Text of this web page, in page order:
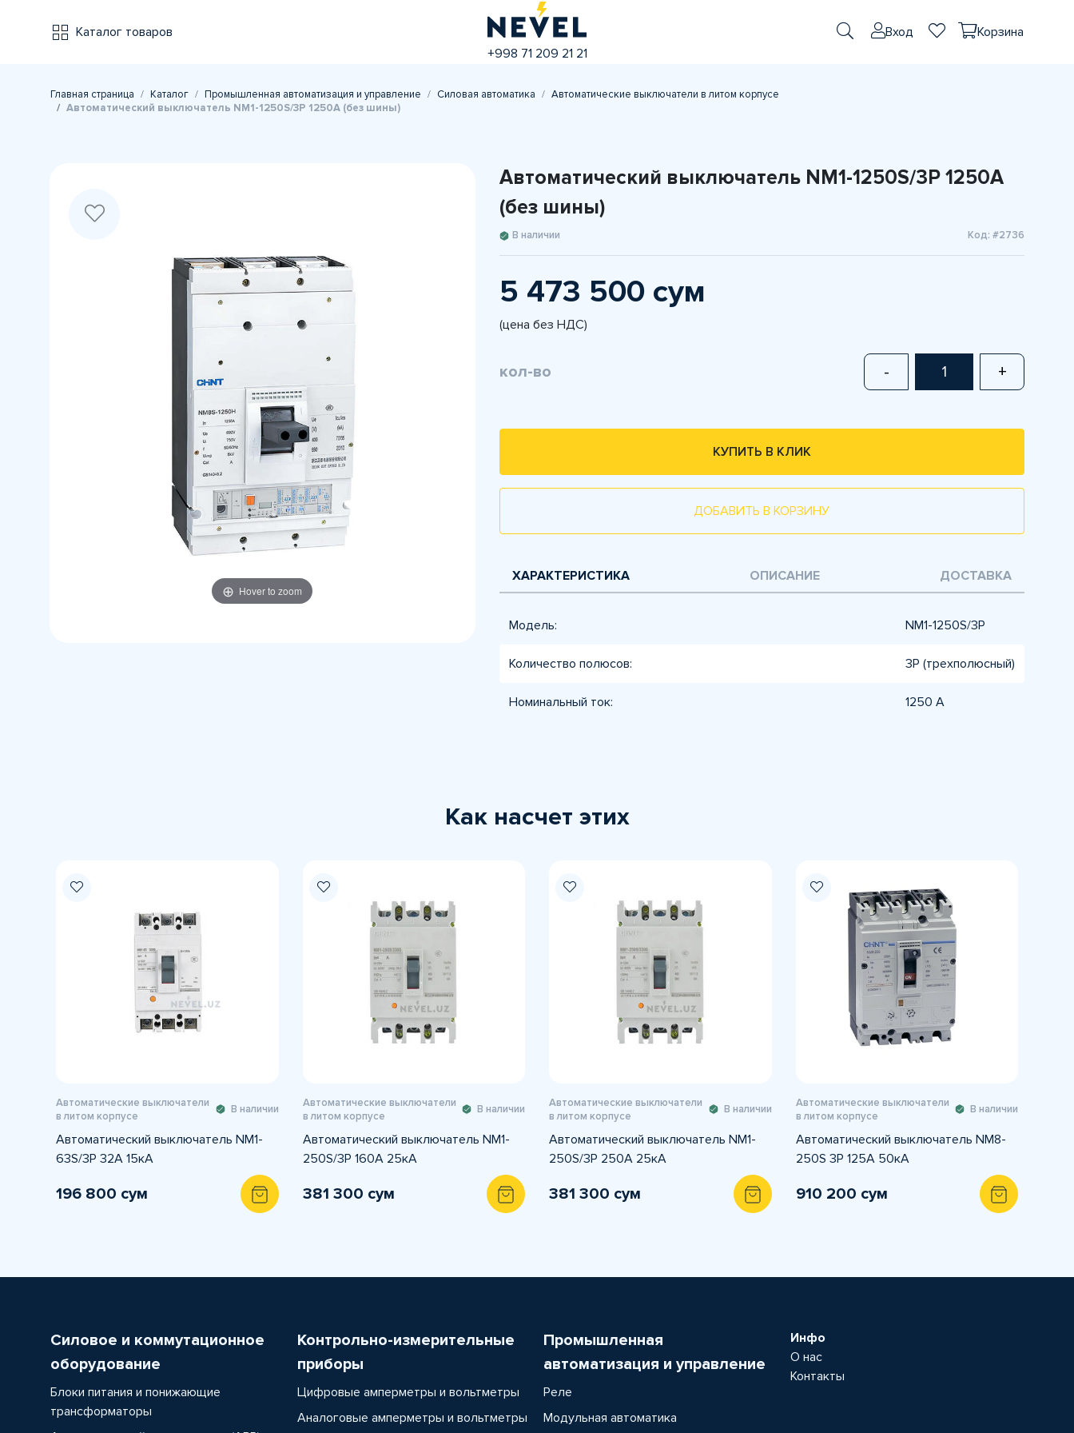
Каталог товаров
+998 71 209 21 21
Вход Корзина
Главная страница Каталог Промышленная автоматизация и управление Силовая автоматика
Автоматические выключатели в литом корпусе
Автоматический выключатель NM1-1250S/3Р 1250A (без шины)
Hover to zoom
Автоматический выключатель NM1-1250S/3Р 1250A
(без шины)
В наличии Код: #2736
5 473 500 сум
(цена без НДС)
кол-во - +
КУПИТЬ В КЛИК
ДОБАВИТЬ В КОРЗИНУ
ХАРАКТЕРИСТИКА ОПИСАНИЕ ДОСТАВКА
Модель: NM1-1250S/3Р
Количество полюсов: 3P (трехполюсный)
Номинальный ток: 1250 А
Как насчет этих
Автоматические выключатели
в литом корпусе
В наличии
Автоматический выключатель NM1-
63S/3Р 32A 15кА
196 800 сум
Автоматические выключатели
в литом корпусе
В наличии
Автоматический выключатель NM1-
250S/3Р 160A 25кА
381 300 сум
Автоматические выключатели
в литом корпусе
В наличии
Автоматический выключатель NM1-
250S/3Р 250A 25кА
381 300 сум
Автоматические выключатели
в литом корпусе
В наличии
Автоматический выключатель NM8-
250S 3P 125A 50кА
910 200 сум
Силовое и коммутационное
оборудование
Блоки питания и понижающие
трансформаторы
Контрольно-измерительные
приборы
Цифровые амперметры и вольтметры
Аналоговые амперметры и вольтметры
Промышленная
автоматизация и управление
Реле
Модульная автоматика
Инфо
О нас
Контакты